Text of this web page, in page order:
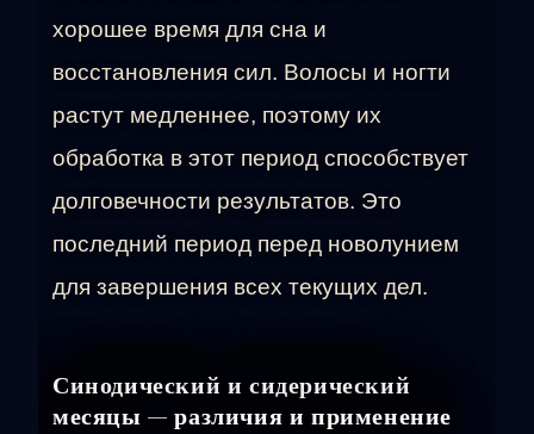
хорошее время для сна и
восстановления сил. Волосы и ногти
растут медленнее, поэтому их
обработка в этот период способствует
долговечности результатов. Это
последний период перед новолунием
для завершения всех текущих дел.
Синодический и сидерический
месяцы — различия и применение